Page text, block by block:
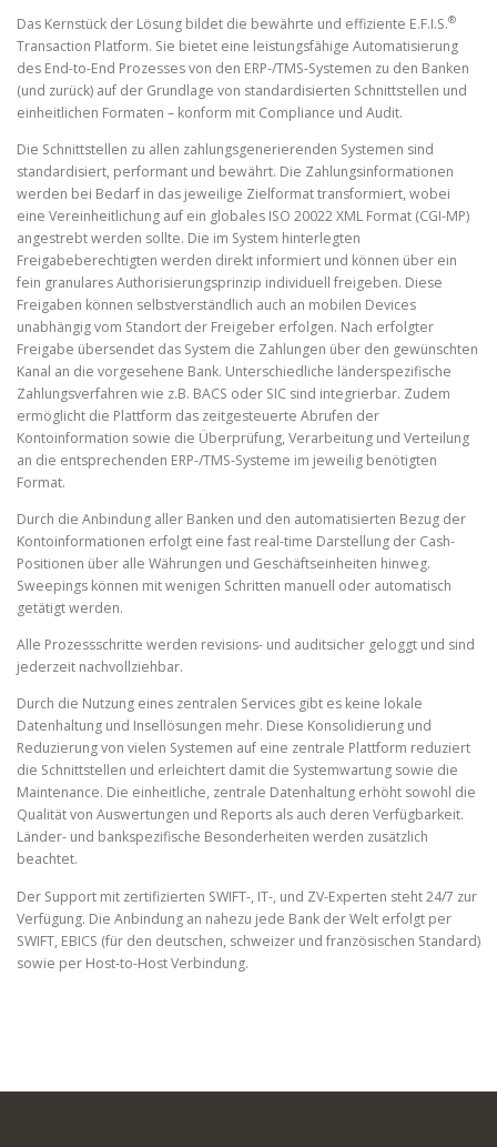
Das Kernstück der Lösung bildet die bewährte und effiziente E.F.I.S.®
Transaction Platform. Sie bietet eine leistungsfähige Automatisierung
des End-to-End Prozesses von den ERP-/TMS-Systemen zu den Banken
(und zurück) auf der Grundlage von standardisierten Schnittstellen und
einheitlichen Formaten – konform mit Compliance und Audit.
Die Schnittstellen zu allen zahlungsgenerierenden Systemen sind
standardisiert, performant und bewährt. Die Zahlungsinformationen
werden bei Bedarf in das jeweilige Zielformat transformiert, wobei
eine Vereinheitlichung auf ein globales ISO 20022 XML Format (CGI-MP)
angestrebt werden sollte. Die im System hinterlegten
Freigabeberechtigten werden direkt informiert und können über ein
fein granulares Authorisierungsprinzip individuell freigeben. Diese
Freigaben können selbstverständlich auch an mobilen Devices
unabhängig vom Standort der Freigeber erfolgen. Nach erfolgter
Freigabe übersendet das System die Zahlungen über den gewünschten
Kanal an die vorgesehene Bank. Unterschiedliche länderspezifische
Zahlungsverfahren wie z.B. BACS oder SIC sind integrierbar. Zudem
ermöglicht die Plattform das zeitgesteuerte Abrufen der
Kontoinformation sowie die Überprüfung, Verarbeitung und Verteilung
an die entsprechenden ERP-/TMS-Systeme im jeweilig benötigten
Format.
Durch die Anbindung aller Banken und den automatisierten Bezug der
Kontoinformationen erfolgt eine fast real-time Darstellung der Cash-
Positionen über alle Währungen und Geschäftseinheiten hinweg.
Sweepings können mit wenigen Schritten manuell oder automatisch
getätigt werden.
Alle Prozessschritte werden revisions- und auditsicher geloggt und sind
jederzeit nachvollziehbar.
Durch die Nutzung eines zentralen Services gibt es keine lokale
Datenhaltung und Insellösungen mehr. Diese Konsolidierung und
Reduzierung von vielen Systemen auf eine zentrale Plattform reduziert
die Schnittstellen und erleichtert damit die Systemwartung sowie die
Maintenance. Die einheitliche, zentrale Datenhaltung erhöht sowohl die
Qualität von Auswertungen und Reports als auch deren Verfügbarkeit.
Länder- und bankspezifische Besonderheiten werden zusätzlich
beachtet.
Der Support mit zertifizierten SWIFT-, IT-, und ZV-Experten steht 24/7 zur
Verfügung. Die Anbindung an nahezu jede Bank der Welt erfolgt per
SWIFT, EBICS (für den deutschen, schweizer und französischen Standard)
sowie per Host-to-Host Verbindung.